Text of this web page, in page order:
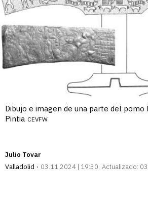
Dibujo e imagen de una parte del pomo
Pintia CEVFW
Julio Tovar
Valladolid
03.11.2024 | 19:30 Actualizado: